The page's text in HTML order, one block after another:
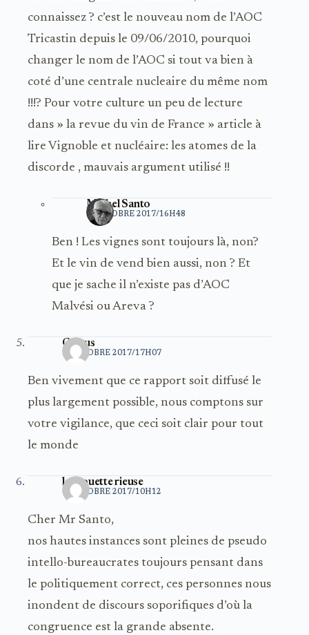
connaissez ? c’est le nouveau nom de l’AOC
Tricastin depuis le 09/06/2010, pourquoi
changer le nom de l’AOC si tout va bien à
coté d’une centrale nucleaire du même nom
!!!? Pour votre culture un peu de lecture
dans » la revue du vin de France » article à
lire Vignoble et nucléaire: les atomes de la
discorde , mauvais argument utilisé !!
Michel Santo
5 OCTOBRE 2017/16H48
Ben ! Les vignes sont toujours là, non?
Et le vin de vend bien aussi, non ? Et
que je sache il n’existe pas d’AOC
Malvési ou Areva ?
Camus
5 OCTOBRE 2017/17H07
Ben vivement que ce rapport soit diffusé le
plus largement possible, nous comptons sur
votre vigilance, que ceci soit clair pour tout
le monde
la mouette rieuse
6 OCTOBRE 2017/10H12
Cher Mr Santo,
nos hautes instances sont pleines de pseudo
intello-bureaucrates toujours pensant dans
le politiquement correct, ces personnes nous
inondent de discours soporifiques d’où la
congruence est la grande absente.